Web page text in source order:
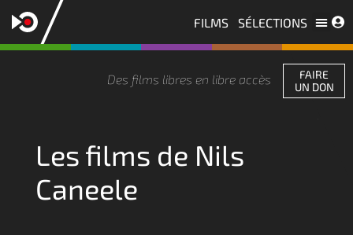
FILMS SÉLECTIONS
Des films libres en libre accès
FAIRE
UN DON
Les films de Nils
Caneele